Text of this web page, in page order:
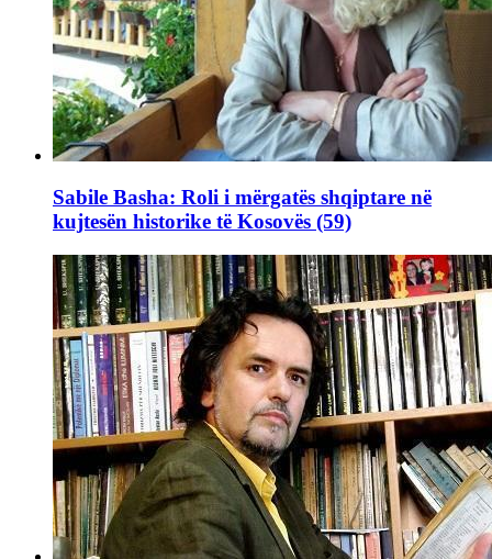
Sabile Basha: Roli i mërgatës shqiptare në
kujtesën historike të Kosovës (59)